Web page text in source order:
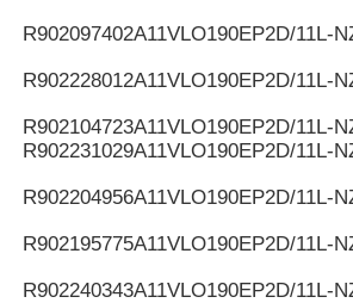
R902097402A11VLO190EP2D/11L-
R902228012A11VLO190EP2D/11L-
R902104723A11VLO190EP2D/11L-
R902231029A11VLO190EP2D/11L-
R902204956A11VLO190EP2D/11L-
R902195775A11VLO190EP2D/11L-
R902240343A11VLO190EP2D/11L-